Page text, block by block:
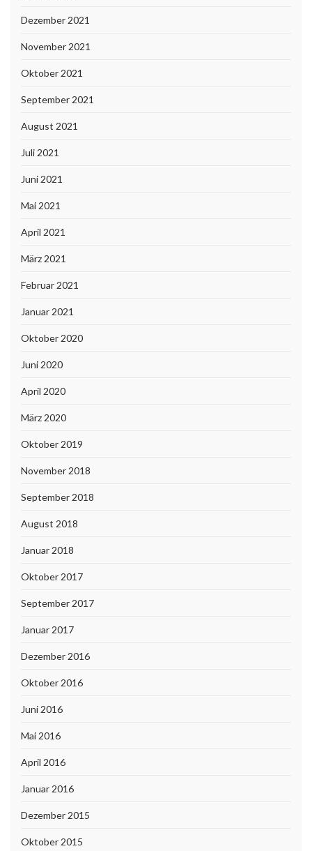
Dezember 2021
November 2021
Oktober 2021
September 2021
August 2021
Juli 2021
Juni 2021
Mai 2021
April 2021
März 2021
Februar 2021
Januar 2021
Oktober 2020
Juni 2020
April 2020
März 2020
Oktober 2019
November 2018
September 2018
August 2018
Januar 2018
Oktober 2017
September 2017
Januar 2017
Dezember 2016
Oktober 2016
Juni 2016
Mai 2016
April 2016
Januar 2016
Dezember 2015
Oktober 2015